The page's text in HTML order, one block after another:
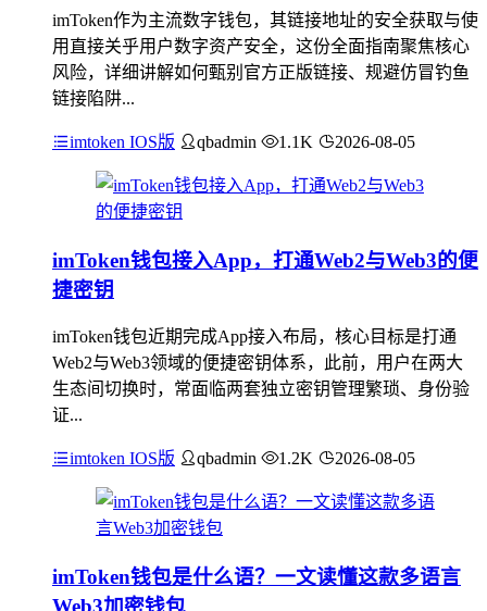
imToken作为主流数字钱包，其链接地址的安全获取与使
用直接关乎用户数字资产安全，这份全面指南聚焦核心
风险，详细讲解如何甄别官方正版链接、规避仿冒钓鱼
链接陷阱...
imtoken IOS版 qbadmin 1.1K 2026-08-05
imToken钱包接入App，打通Web2与Web3的便
捷密钥
imToken钱包近期完成App接入布局，核心目标是打通
Web2与Web3领域的便捷密钥体系，此前，用户在两大
生态间切换时，常面临两套独立密钥管理繁琐、身份验
证...
imtoken IOS版 qbadmin 1.2K 2026-08-05
imToken钱包是什么语？一文读懂这款多语言
Web3加密钱包